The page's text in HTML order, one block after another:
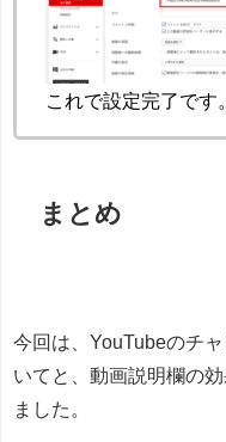
これで設定完了です。
まとめ
今回は、YouTubeのチ
いてと、動画説明欄の
ました。